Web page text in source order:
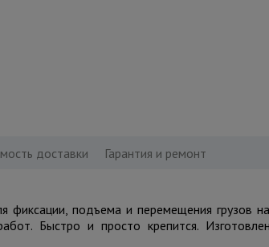
доставки Гарантия и ремонт
подъема и перемещения грузов
Быстро и просто крепится.